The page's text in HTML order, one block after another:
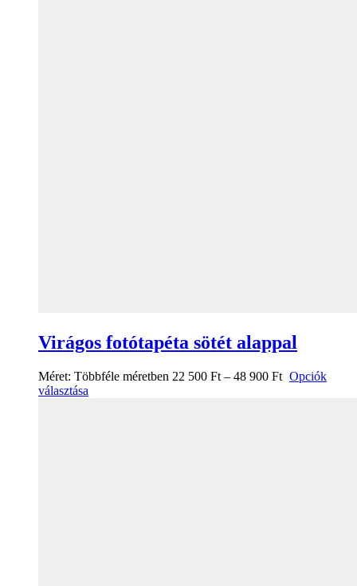
Virágos fotótapéta sötét alappal
Méret: Többféle méretben 22 500 Ft – 48 900 Ft Opciók
választása